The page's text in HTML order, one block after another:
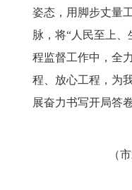
姿态，用脚步丈量
脉，将“人民至上
程监督工作中，全
程、放心工程，为
展奋力书写开局答卷
（